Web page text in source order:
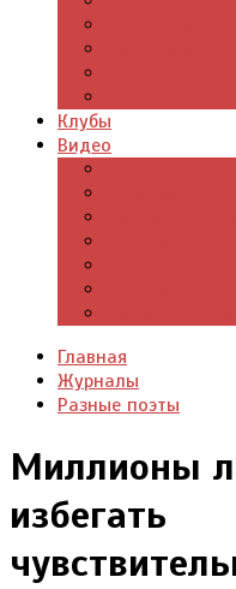
Клубы
Видео
Главная
Журналы
Разные поэты
Миллионы
избегать